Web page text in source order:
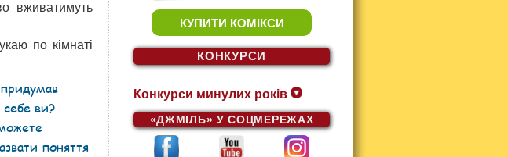
вживатимуть
по кімнаті
ви?
поняття
КУПИТИ КОМІКСИ
КОНКУРСИ
Конкурси минулих років
«ДЖМІЛЬ» У СОЦМЕРЕЖАХ